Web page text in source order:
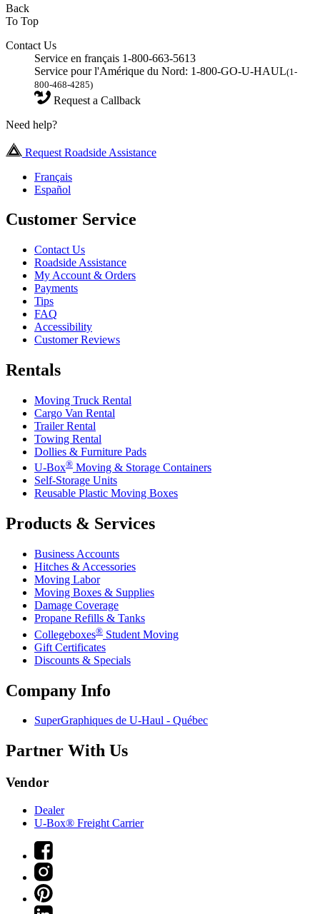
Back
To Top
Contact Us
Service en français 1-800-663-5613
Service pour l'Amérique du Nord: 1-800-GO-U-HAUL(1-
800-468-4285)
Request a Callback
Need help?
Request Roadside Assistance
Français
Español
Customer Service
Contact Us
Roadside Assistance
My Account & Orders
Payments
Tips
FAQ
Accessibility
Customer Reviews
Rentals
Moving Truck Rental
Cargo Van Rental
Trailer Rental
Towing Rental
Dollies & Furniture Pads
U-Box® Moving & Storage Containers
Self-Storage Units
Reusable Plastic Moving Boxes
Products & Services
Business Accounts
Hitches & Accessories
Moving Labor
Moving Boxes & Supplies
Damage Coverage
Propane Refills & Tanks
Collegeboxes® Student Moving
Gift Certificates
Discounts & Specials
Company Info
SuperGraphiques de U-Haul - Québec
Partner With Us
Vendor
Dealer
U-Box® Freight Carrier